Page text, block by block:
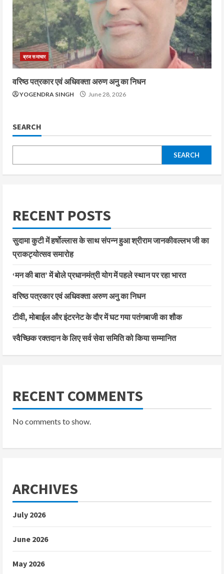
ब्रज समाचार
वरिष्ठ पत्रकार एवं अधिवक्ता अरुण अनु का निधन
YOGENDRA SINGH June 28, 2026
SEARCH
SEARCH
RECENT POSTS
सुदामा कुटी में हर्षोल्लास के साथ संपन्न हुआ श्रीराम जानकीवल्लभ जी का
प्राकट्योत्सव समारोह
‘मन की बात’ में बोले प्रधानमंत्री योग में पहले स्थान पर रहा भारत
वरिष्ठ पत्रकार एवं अधिवक्ता अरुण अनु का निधन
टीवी, मोबाईल और इंटरनेट के दौर में घट गया पतंगबाजी का शौक
स्वैच्छिक रक्तदान के लिए सर्व सेवा समिति को किया सम्मानित
RECENT COMMENTS
No comments to show.
ARCHIVES
July 2026
June 2026
May 2026